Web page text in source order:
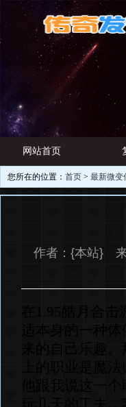
网站首页
游戏资讯
您所在的位置： 首页 > 最新微变
作者：{本站}
在1.95皓月合
适本身的一种
来的自己乐趣
上的职业是魔
他跟我说这一